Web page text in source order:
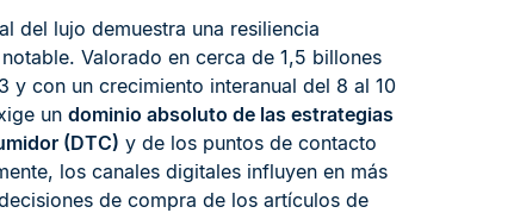
del lujo demuestra una resiliencia
Valorado en cerca de 1,5 billones
y con un crecimiento interanual del 8 al 10
un dominio absoluto de las estrategias
(DTC) y de los puntos de contacto
los canales digitales influyen en más
de compra de los artículos de